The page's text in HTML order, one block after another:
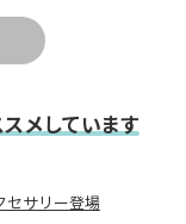
メしています
セサリー登場